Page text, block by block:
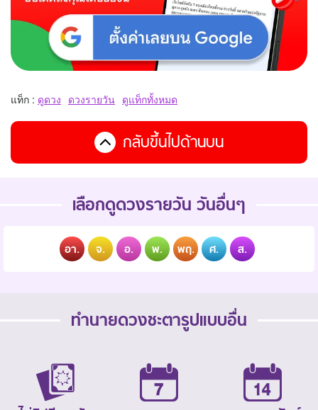
แท็ก : ดูดวง ดวงรายวัน ดูแท็กทั้งหมด
กลับขึ้นไปด้านบน
เลือกดูดวงรายวัน วันอื่นๆ
อา. จ. อ. พ. พฤ. ศ. ส.
ทำนายดวงชะตารูปแบบอื่น